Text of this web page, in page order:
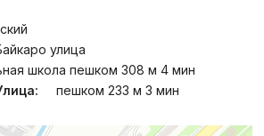
улица
школа пешком 308 м 4 мин
пешком 233 м 3 мин